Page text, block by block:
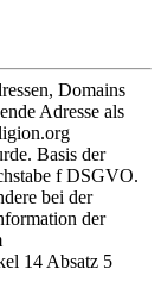
Domains
Adresse als
Basis der
f DSGVO.
bei der
der
14 Absatz 5